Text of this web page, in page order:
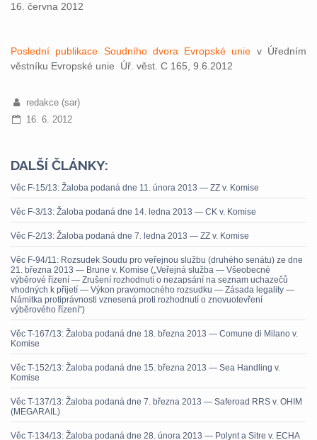
16. června 2012
Poslední publikace Soudního dvora Evropské unie v Úředním
věstníku Evropské unie Úř. věst. C 165, 9.6.2012
redakce (sar)
16. 6. 2012
DALŠÍ ČLÁNKY:
Věc F-15/13: Žaloba podaná dne 11. února 2013 — ZZ v. Komise
Věc F-3/13: Žaloba podaná dne 14. ledna 2013 — CK v. Komise
Věc F-2/13: Žaloba podaná dne 7. ledna 2013 — ZZ v. Komise
Věc F-94/11: Rozsudek Soudu pro veřejnou službu (druhého senátu) ze dne
21. března 2013 — Brune v. Komise („Veřejná služba — Všeobecné
výběrové řízení — Zrušení rozhodnutí o nezapsání na seznam uchazečů
vhodných k přijetí — Výkon pravomocného rozsudku — Zásada legality —
Námitka protiprávnosti vznesená proti rozhodnutí o znovuotevření
výběrového řízení“)
Věc T-167/13: Žaloba podaná dne 18. března 2013 — Comune di Milano v.
Komise
Věc T-152/13: Žaloba podaná dne 15. března 2013 — Sea Handling v.
Komise
Věc T-137/13: Žaloba podaná dne 7. března 2013 — Saferoad RRS v. OHIM
(MEGARAIL)
Věc T-134/13: Žaloba podaná dne 28. února 2013 — Polynt a Sitre v. ECHA